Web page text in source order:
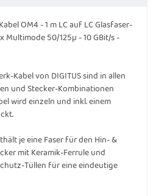
OM4 - 1 m LC auf LC Glasfaser-
Multimode 50/125µ - 10 GBit/s -
Kabel von DIGITUS sind in allen
und Stecker-Kombinationen
wird einzeln und inkl. einem
je eine Faser für den Hin- &
mit Keramik-Ferrule und
Tüllen für eine eindeutige